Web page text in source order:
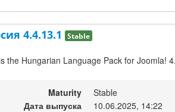
4.4.13.1 Stable
the Hungarian Language Pack for Joomla!
Maturity
Stable
Дата выпуска
10.06.2025, 14:22